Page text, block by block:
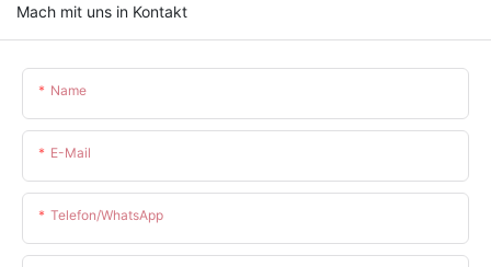
Mach mit uns in Kontakt
Name
E-Mail
Telefon/WhatsApp